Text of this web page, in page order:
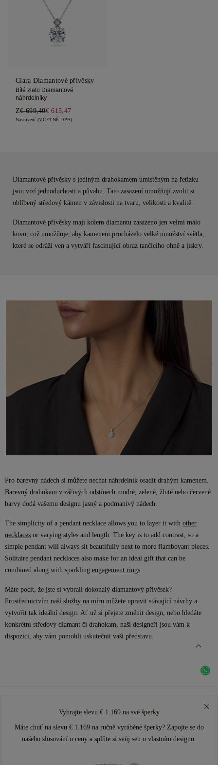
Clara Diamantové přívěsky
Bílé zlato Diamantové
náhrdelníky
Z€ 699,40€ 615,47
Nastavení (VČETNĚ DPH)
Diamantové přívěsky s jediným drahokamem umístěným na řetízku
jsou vizí jednoduchosti a půvabu. Tato zasazení umožňují zvolit si
oblíbený středový kámen v závislosti na tvaru, velikosti a kvalitě.
Diamantové přívěsky mají kolem diamantu zasazeno jen velmi málo
kovu, což umožňuje, aby kamenem procházelo velké množství světla,
které se odráží ven a vytváří fascinující obraz tančícího ohně a jiskry.
Pro barevný nádech si můžete nechat náhrdelník osadit drahým kamenem.
Barevný drahokam v zářivých odstínech modré, zelené, žluté nebo červené
barvy dodá vašemu designu jasný a podmanivý nádech.
The simplicity of a pendant necklace allows you to layer it withother
necklaces or varying styles and length. The key is to add contrast, so a
simple pendant will always sit beautifully next to more flamboyant pieces.
Solitaire pendant necklaces also make for an ideal gift that can be
combined along with sparklingengagement rings.
Máte pocit, že jste si vybrali dokonalý diamantový přívěsek?
Prostřednictvím našíslužby na míru můžete upravit stávající návrhy a
vytvořit tak ideální design. Ať už si přejete změnit design, nebo hledáte
konkrétní středový diamant či drahokam, naši designéři jsou vám k
dispozici, aby vám pomohli uskutečnit vaši představu.
Vyhrajte slevu € 1.169 na své šperky
Máte chuť na slevu € 1.169 na ručně vyráběné šperky? Zapojte se do
našeho slosování o ceny a splňte si svůj sen o vlastním designu.